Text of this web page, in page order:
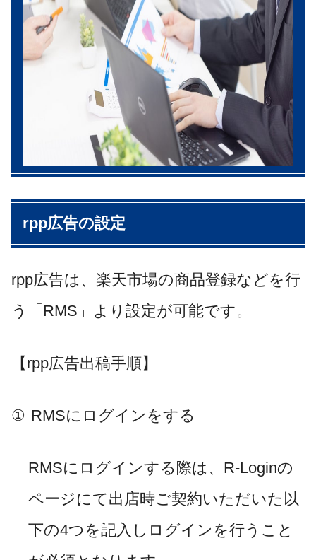
rpp広告の設定
rpp広告は、楽天市場の商品登録などを行
う「 RMS 」より設定が可能です。
【rpp広告出稿手順】
① RMSにログインをする
RMSにログインする際は、 R-Loginの
ページにて出店時ご契約いただいた以
下の4つを記入しログインを行うこと